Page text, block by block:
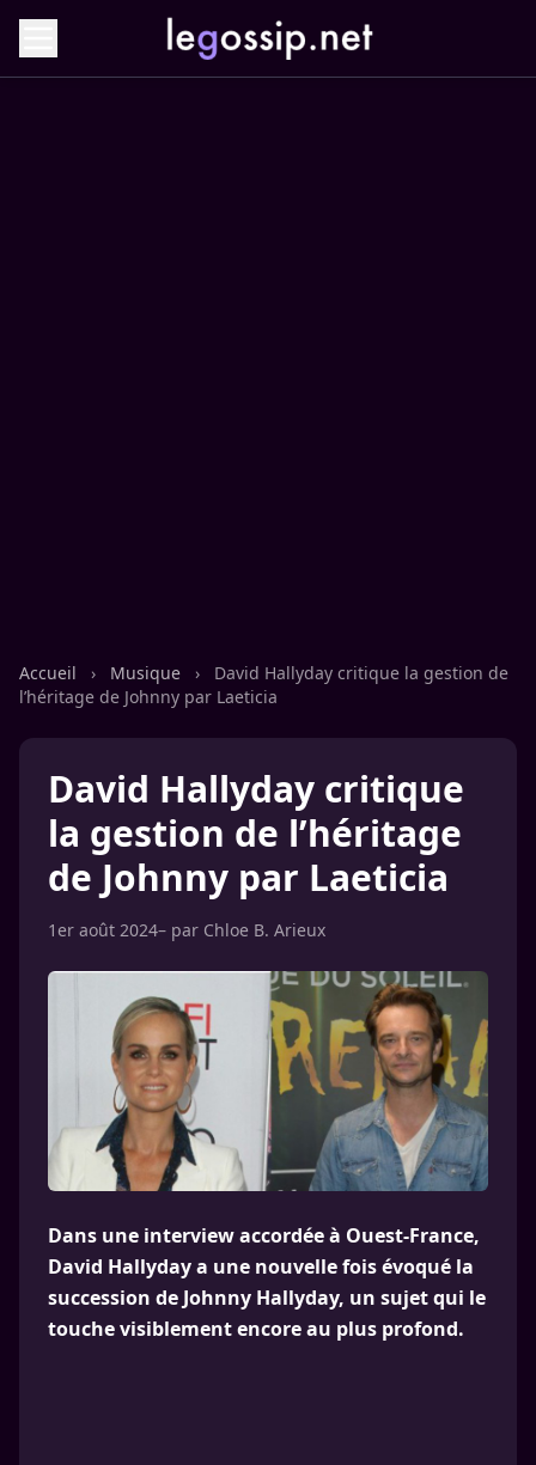
Accueil › Musique ›
David Hallyday critique la gestion de
l’héritage de Johnny par Laeticia
David Hallyday critique
la gestion de l’héritage
de Johnny par Laeticia
1er août 2024– par Chloe B. Arieux
Dans une interview accordée à Ouest-France,
David Hallyday a une nouvelle fois évoqué la
succession de Johnny Hallyday, un sujet qui le
touche visiblement encore au plus profond.